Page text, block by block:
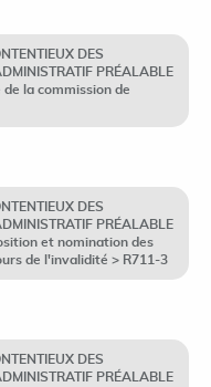
DES
PRÉALABLE
de la commission de
DES
PRÉALABLE
et nomination des
de l'invalidité > R711-3
DES
PRÉALABLE